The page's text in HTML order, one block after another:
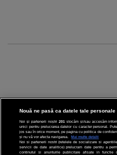
CINEMA
DIVERTISMENT
Nouă ne pasă ca datele tale
Noi și partenerii noștri 201 stocăm și/sau accesăm
unici pentru prelucrarea datelor cu caracter personal.
jos sau în orice moment, pe pagina cu politica de
și nu vă vor afecta navigarea.
Mai multe detalii
Noi si partenerii nostri (retelele de socializare si
servicii de date analitice) prelucram date pentru a
continutul si anunturile publicitare afisate in